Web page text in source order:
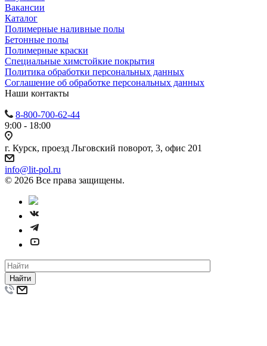
Вакансии
Каталог
Полимерные наливные полы
Бетонные полы
Полимерные краски
Специальные химстойкие покрытия
Политика обработки персональных данных
Cоглашение об обработке персональных данных
Наши контакты
8-800-700-62-44
9:00 - 18:00
г. Курск, проезд Льговский поворот, 3, офис 201
info@lit-pol.ru
© 2026 Все права защищены.
Найти